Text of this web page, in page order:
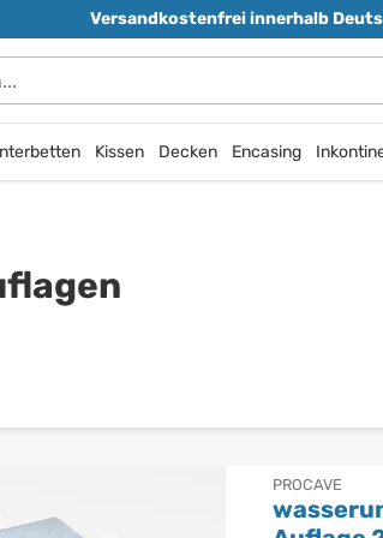
Versandkostenfrei innerhalb
Kissen Decken Encasing
PROCAVE